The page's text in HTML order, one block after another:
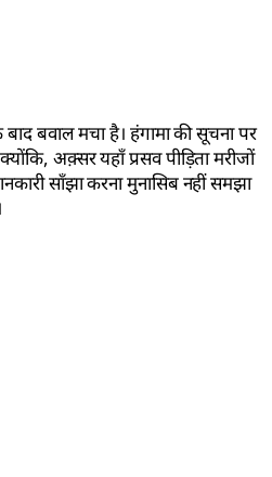
बवाल मचा है। हंगामा की सूचना पर
अक़्सर यहाँ प्रसव पीड़िता मरीजों
साँझा करना मुनासिब नहीं समझा